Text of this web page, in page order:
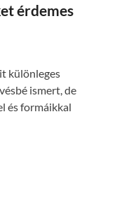
érdemes
különleges
ismert, de
és formáikkal